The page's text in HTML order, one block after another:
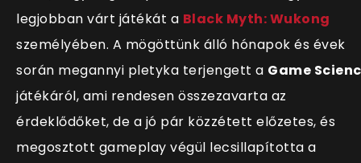
legjobban várt játékát a Black Myth: Wukong
személyében. A mögöttünk álló hónapok és évek
során megannyi pletyka terjengett a Game
játékáról, ami rendesen összezavarta az
érdeklődőket, de a jó pár közzétett előzetes, és
megosztott gameplay végül lecsillapította a